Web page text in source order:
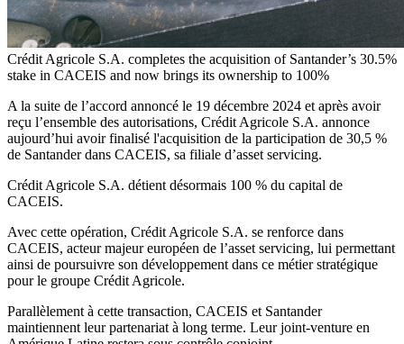
Crédit Agricole S.A. completes the acquisition of Santander’s 30.5%
stake in CACEIS and now brings its ownership to 100%
A la suite de l’accord annoncé le 19 décembre 2024 et après avoir
reçu l’ensemble des autorisations, Crédit Agricole S.A. annonce
aujourd’hui avoir finalisé l'acquisition de la participation de 30,5 %
de Santander dans CACEIS, sa filiale d’asset servicing.
Crédit Agricole S.A. détient désormais 100 % du capital de
CACEIS.
Avec cette opération, Crédit Agricole S.A. se renforce dans
CACEIS, acteur majeur européen de l’asset servicing, lui permettant
ainsi de poursuivre son développement dans ce métier stratégique
pour le groupe Crédit Agricole.
Parallèlement à cette transaction, CACEIS et Santander
maintiennent leur partenariat à long terme. Leur joint-venture en